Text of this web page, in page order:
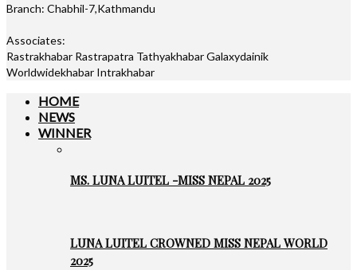
Branch: Chabhil-7,Kathmandu
Associates:
Rastrakhabar Rastrapatra Tathyakhabar Galaxydainik
Worldwidekhabar Intrakhabar
HOME
NEWS
WINNER
MS. LUNA LUITEL -MISS NEPAL 2025
LUNA LUITEL CROWNED MISS NEPAL WORLD
2025